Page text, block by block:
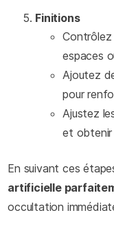
Finitions
Contrôlez
espaces
Ajoutez
pour
Ajustez
et obtenir
En suivant ces
artificielle
occultation